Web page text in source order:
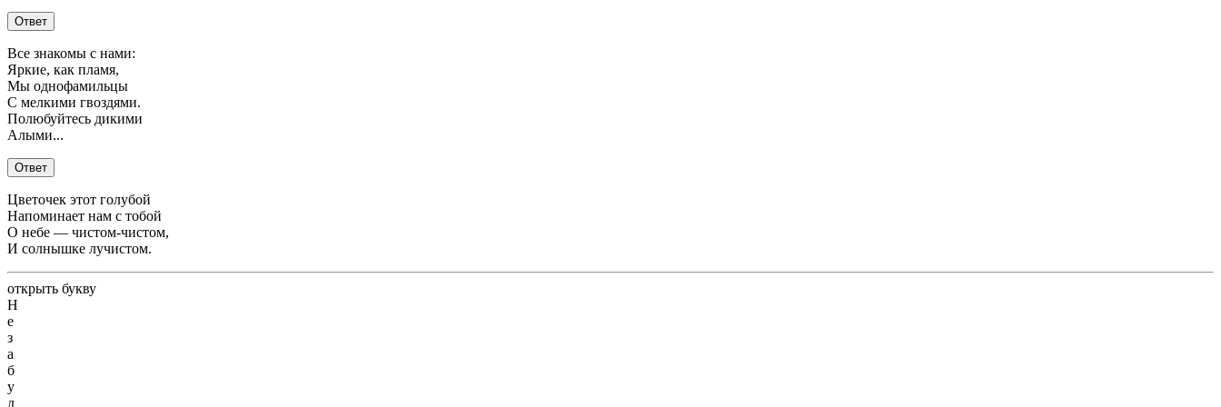
Ответ
Все знакомы с нами:
Яркие, как пламя,
Мы однофамильцы
С мелкими гвоздями.
Полюбуйтесь дикими
Алыми...
Ответ
Цветочек этот голубой
Напоминает нам с тобой
О небе — чистом-чистом,
И солнышке лучистом.
открыть букву
Н
е
з
а
б
у
д